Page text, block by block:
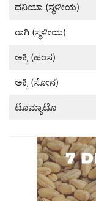
ಧನಿಯಾ (ಸ್ಥಳೀಯ)
ರಾಗಿ (ಸ್ಥಳೀಯ)
ಅಕ್ಕಿ (ಹಂಸ)
ಅಕ್ಕಿ (ಸೋನ)
ಟೊಮ್ಯಾಟೊ